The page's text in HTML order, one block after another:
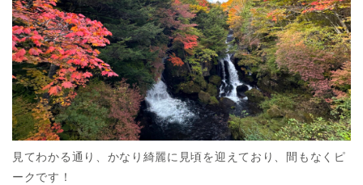
見てわかる通り、かなり綺麗に見頃を迎えており、間もなくピ
ークです！